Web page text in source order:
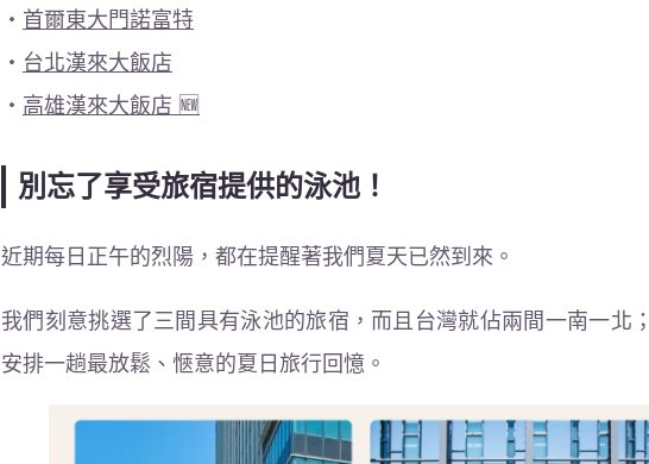
・ 首爾東大門諾富特
・ 台北漢來大飯店
・ 高雄漢來大飯店 🆕
別忘了享受旅宿提供的泳池！
近期每日正午的烈陽，都在提醒著我們夏天已然到來。
我們刻意挑選了三間具有泳池的旅宿，而且台灣就佔兩間一南一北
安排一趟最放鬆、愜意的夏日旅行回憶。